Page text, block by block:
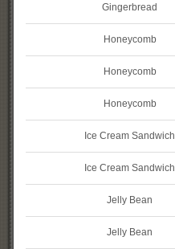
Gingerbread
Honeycomb
Honeycomb
Honeycomb
Ice Cream Sandwich
Ice Cream Sandwich
Jelly Bean
Jelly Bean